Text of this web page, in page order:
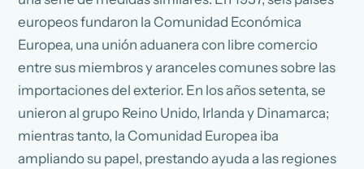
europeos fundaron la Comunidad Económica
Europea, una unión aduanera con libre comercio
entre sus miembros y aranceles comunes sobre las
importaciones del exterior. En los años setenta, se
unieron al grupo Reino Unido, Irlanda y Dinamarca;
mientras tanto, la Comunidad Europea iba
ampliando su papel, prestando ayuda a las regiones